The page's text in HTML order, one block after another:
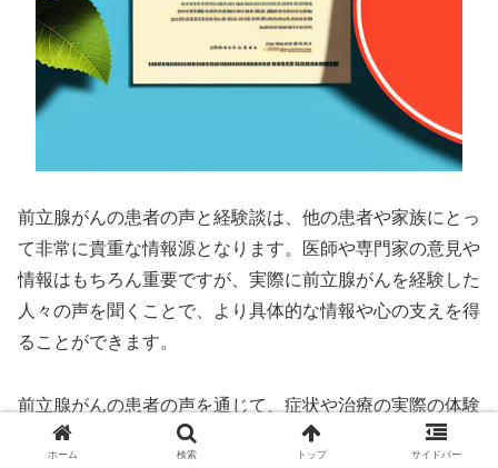
前立腺がんの患者の声と経験談は、他の患者や家族にとっ
て非常に貴重な情報源となります。医師や専門家の意見や
情報はもちろん重要ですが、実際に前立腺がんを経験した
人々の声を聞くことで、より具体的な情報や心の支えを得
ることができます。
前立腺がんの患者の声を通じて、症状や治療の実際の体験
を知ることができます。例えば、初期の症状や検査の結果
ホーム 検索 トップ サイドバー